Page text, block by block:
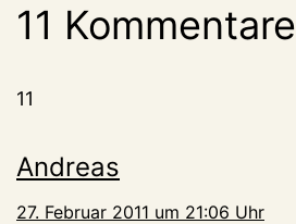
11 Kommentare
11
Andreas
27. Februar 2011 um 21:06 Uhr